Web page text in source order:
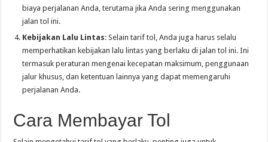
biaya perjalanan Anda, terutama jika Anda sering menggunakan
jalan tol ini.
Kebijakan Lalu Lintas: Selain tarif tol, Anda juga harus selalu
memperhatikan kebijakan lalu lintas yang berlaku di jalan tol ini. Ini
termasuk peraturan mengenai kecepatan maksimum, penggunaan
jalur khusus, dan ketentuan lainnya yang dapat memengaruhi
perjalanan Anda.
Cara Membayar Tol